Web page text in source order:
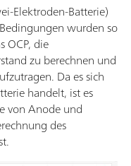
Elektroden-Batterie)
wurden so
OCP, die
zu berechnen und
Da es sich
handelt, ist es
von Anode und
des